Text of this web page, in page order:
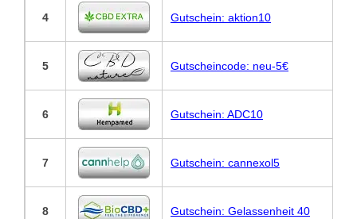
4 Gutschein: aktion10
5 Gutscheincode: neu-5€
6 Gutschein: ADC10
7 Gutschein: cannexol5
8 Gutschein: Gelassenheit 40